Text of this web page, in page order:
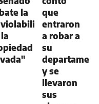
la
que
entraron
a robar a
su
y se
llevaron
sus